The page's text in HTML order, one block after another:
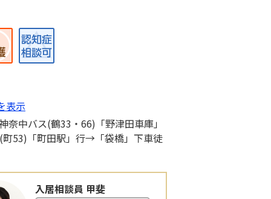
表示
奈中バス(鶴33・66)「野津田車庫」
53)「町田駅」行→「袋橋」下車徒
入居相談員 甲斐